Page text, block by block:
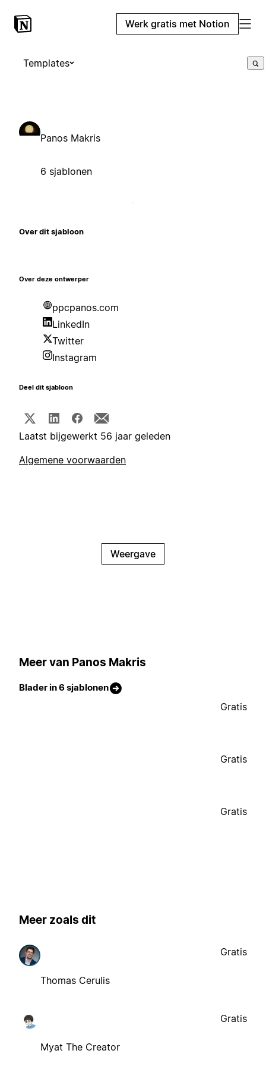
Werk gratis met Notion
Templates
Panos Makris
6 sjablonen
Over dit sjabloon
Over deze ontwerper
ppcpanos.com
LinkedIn
Twitter
Instagram
Deel dit sjabloon
Laatst bijgewerkt 56 jaar geleden
Algemene voorwaarden
Weergave
Meer van Panos Makris
Blader in 6 sjablonen
Gratis
Gratis
Gratis
Meer zoals dit
Thomas Cerulis
Gratis
Myat The Creator
Gratis